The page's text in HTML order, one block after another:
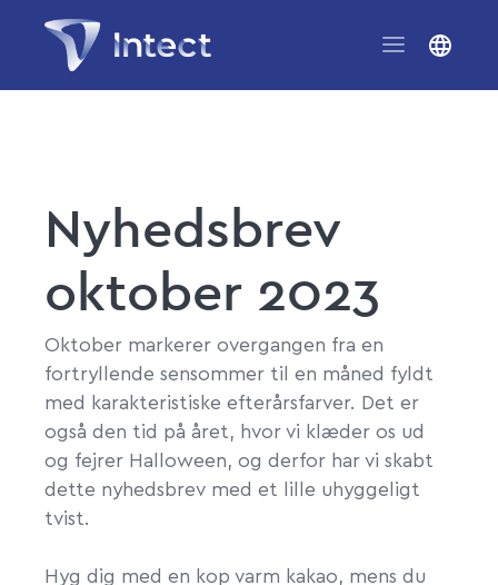
Nyhedsbrev
oktober 2023
Oktober markerer overgangen fra en
fortryllende sensommer til en måned fyldt
med karakteristiske efterårsfarver. Det er
også den tid på året, hvor vi klæder os ud
og fejrer Halloween, og derfor har vi skabt
dette nyhedsbrev med et lille uhyggeligt
tvist.
Hyg dig med en kop varm kakao, mens du